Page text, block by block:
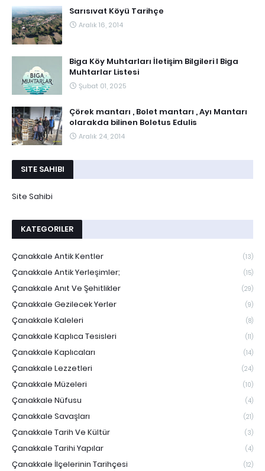
Sarısıvat Köyü Tarihçe
Aralık 16, 2014
Biga Köy Muhtarları İletişim Bilgileri I Biga
Muhtarlar Listesi
Şubat 01, 2025
Çörek mantarı , Bolet mantarı , Ayı Mantarı
olarakda bilinen Boletus Edulis
Aralık 24, 2014
SITE SAHIBI
Site Sahibi
KATEGORILER
Çanakkale Antik Kentler (13)
Çanakkale Antik Yerleşimler; (15)
Çanakkale Anıt Ve Şehitlikler (29)
Çanakkale Gezilecek Yerler (9)
Çanakkale Kaleleri (8)
Çanakkale Kaplıca Tesisleri (11)
Çanakkale Kaplıcaları (14)
Çanakkale Lezzetleri (24)
Çanakkale Müzeleri (10)
Çanakkale Nüfusu (4)
Çanakkale Savaşları (21)
Çanakkale Tarih Ve Kültür (3)
Çanakkale Tarihi Yapılar (4)
Çanakkale İlçelerinin Tarihçesi (12)